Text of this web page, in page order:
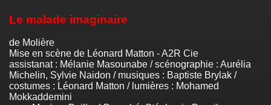
Le malade imaginaire
de Molière
Mise en scène de Léonard Matton - A2R Cie
assistanat : Mélanie Masounabe / scénographie : Aurélia
Michelin, Sylvie Naidon / musiques : Baptiste Brylak /
costumes : Léonard Matton / lumières : Mohamed
Mokkaddemini